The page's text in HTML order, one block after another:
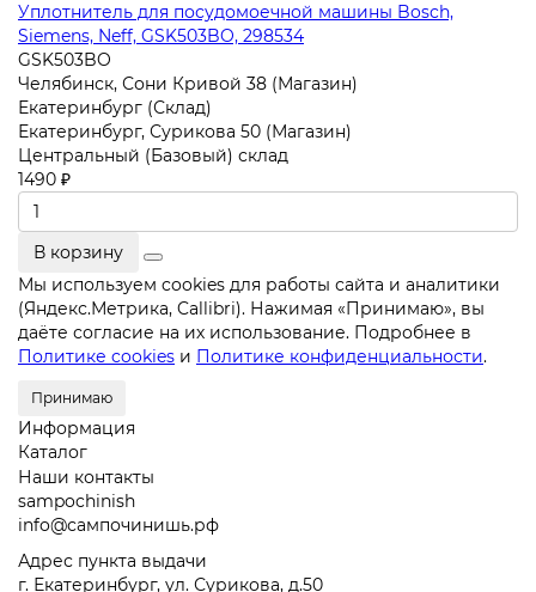
Уплотнитель для посудомоечной машины Bosch,
Siemens, Neff, GSK503BO, 298534
GSK503BO
Челябинск, Сони Кривой 38 (Магазин)
Екатеринбург (Склад)
Екатеринбург, Сурикова 50 (Магазин)
Центральный (Базовый) склад
1490 ₽
В корзину
Мы используем cookies для работы сайта и аналитики
(Яндекс.Метрика, Callibri). Нажимая «Принимаю», вы
даёте согласие на их использование. Подробнее в
Политике cookies и Политике конфиденциальности.
Принимаю
Информация
Каталог
Наши контакты
sampochinish
info@сампочинишь.рф
Адрес пункта выдачи
г. Екатеринбург, ул. Сурикова, д.50